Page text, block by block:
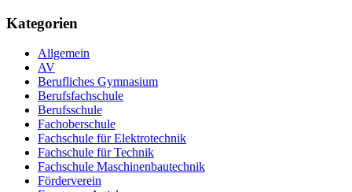
Kategorien
Allgemein
AV
Berufliches Gymnasium
Berufsfachschule
Berufsschule
Fachoberschule
Fachschule für Elektrotechnik
Fachschule für Technik
Fachschule Maschinenbautechnik
Förderverein